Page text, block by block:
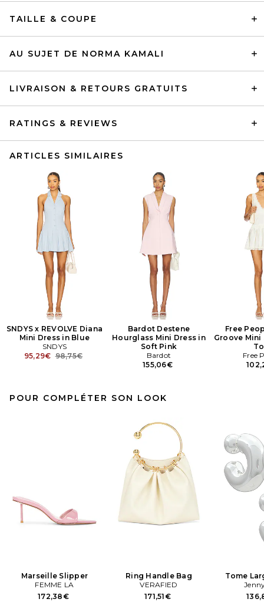
TAILLE & COUPE
AU SUJET DE NORMA KAMALI
LIVRAISON & RETOURS GRATUITS
RATINGS & REVIEWS
ARTICLES SIMILAIRES
SNDYS x REVOLVE Diana
Mini Dress in Blue
SNDYS
95,29€ Previous price:
98,75€
Bardot Destene
Hourglass Mini Dress in
Soft Pink
Bardot
155,06€
Free
Groove Mini
Free
POUR COMPLÉTER SON LOOK
Marseille Slipper
FEMME LA
172,38€
Ring Handle Bag
VERAFIED
171,51€
Tome